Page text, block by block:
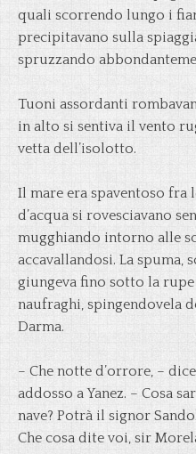
quali scorrendo lungo i
precipitavano sulla
spruzzando
Tuoni assordanti
in alto si sentiva il vento
vetta dell’isolotto.
Il mare era spaventoso fra
d’acqua si rovesciavano
mugghiando intorno alle
accavallandosi. La spuma,
giungeva fino sotto la
naufraghi, spingendovela
Darma.
– Che notte d’orrore, –
addosso a Yanez. – Cosa
nave? Potrà il signor
Che cosa dite voi, sir